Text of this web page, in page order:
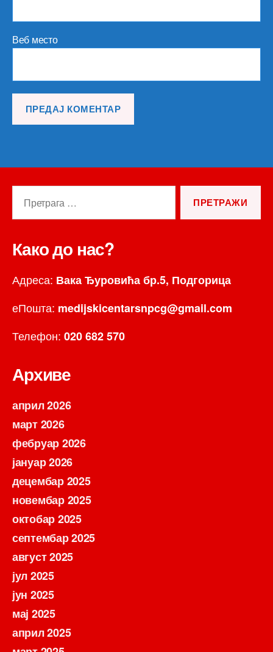
Веб место
Како до нас?
Адреса: Вака Ђуровића бр.5, Подгорица
еПошта: medijskicentarsnpcg@gmail.com
Телефон: 020 682 570
Архиве
април 2026
март 2026
фебруар 2026
јануар 2026
децембар 2025
новембар 2025
октобар 2025
септембар 2025
август 2025
јул 2025
јун 2025
мај 2025
април 2025